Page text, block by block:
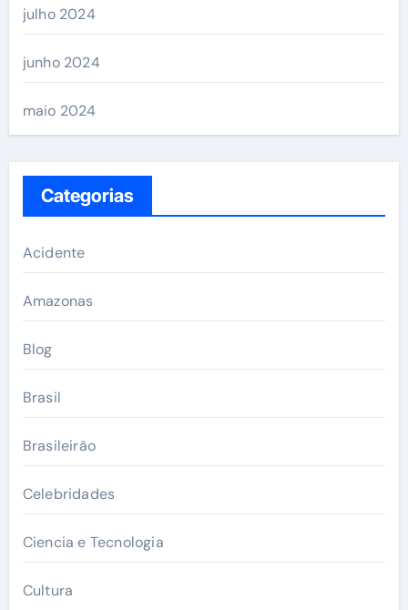
julho 2024
junho 2024
maio 2024
Categorias
Acidente
Amazonas
Blog
Brasil
Brasileirão
Celebridades
Ciencia e Tecnologia
Cultura